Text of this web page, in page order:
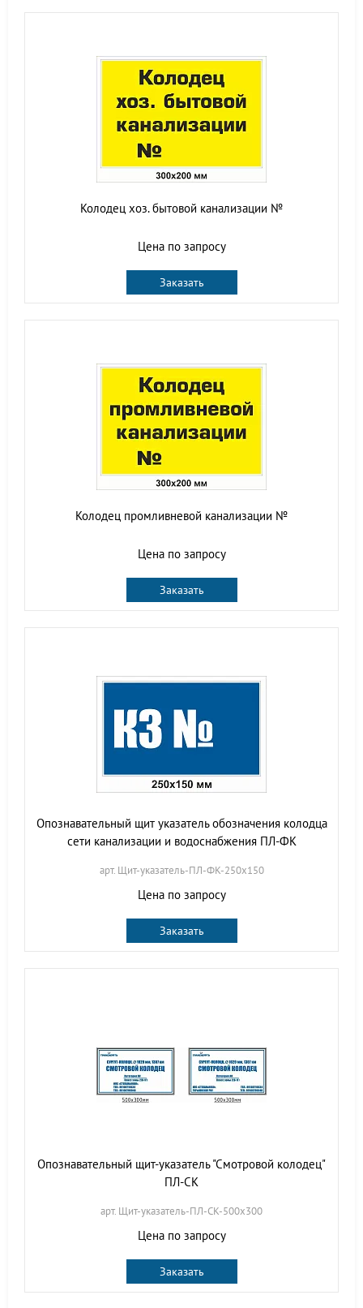
Колодец хоз. бытовой канализации №
Цена по запросу
Заказать
Колодец промливневой канализации №
Цена по запросу
Заказать
Опознавательный щит указатель обозначения колодца
сети канализации и водоснабжения ПЛ-ФК
арт. Щит-указатель-ПЛ-ФК-250х150
Цена по запросу
Заказать
Опознавательный щит-указатель "Смотровой колодец"
ПЛ-СК
арт. Щит-указатель-ПЛ-СК-500х300
Цена по запросу
Заказать